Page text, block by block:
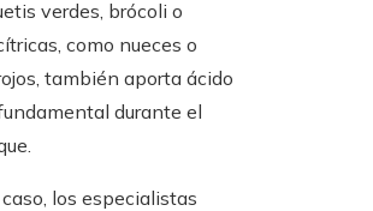
verdes, brócoli o
como nueces o
también aporta ácido
durante el
los especialistas